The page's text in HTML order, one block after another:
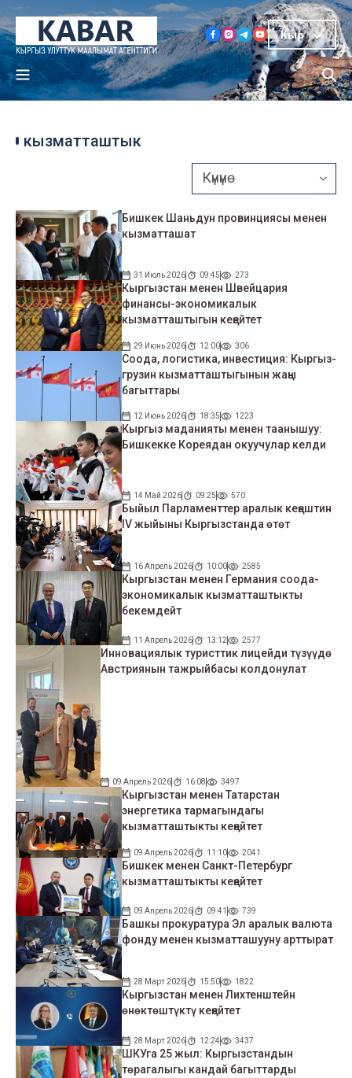
Кыр
кызматташтык
Бишкек Шаньдун провинциясы менен
кызматташат
31 Июль 2026 09:45 273
Кыргызстан менен Швейцария
финансы-экономикалык
кызматташтыгын кеңейтет
29 Июнь 2026 12:00 306
Соода, логистика, инвестиция: Кыргыз-
грузин кызматташтыгынын жаңы
багыттары
12 Июнь 2026 18:35 1223
Кыргыз маданияты менен таанышуу:
Бишкекке Кореядан окуучулар келди
14 Май 2026 09:25 570
Быйыл Парламенттер аралык кеңештин
IV жыйыны Кыргызстанда өтөт
16 Апрель 2026 10:00 2585
Кыргызстан менен Германия соода-
экономикалык кызматташтыкты
бекемдейт
11 Апрель 2026 13:12 2577
Инновациялык туристтик лицейди түзүүдө
Австриянын тажрыйбасы колдонулат
09 Апрель 2026 16:08 3497
Кыргызстан менен Татарстан
энергетика тармагындагы
кызматташтыкты кеңейтет
09 Апрель 2026 11:10 2041
Бишкек менен Санкт-Петербург
кызматташтыкты кеңейтет
09 Апрель 2026 09:41 739
Башкы прокуратура Эл аралык валюта
фонду менен кызматташууну арттырат
28 Март 2026 15:50 1822
Кыргызстан менен Лихтенштейн
өнөктөштүктү кеңейтет
28 Март 2026 12:24 3437
ШКУга 25 жыл: Кыргызстандын
төрагалыгы кандай багыттарды